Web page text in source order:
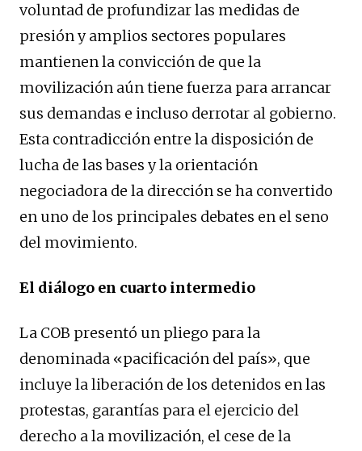
voluntad de profundizar las medidas de
presión y amplios sectores populares
mantienen la convicción de que la
movilización aún tiene fuerza para arrancar
sus demandas e incluso derrotar al gobierno.
Esta contradicción entre la disposición de
lucha de las bases y la orientación
negociadora de la dirección se ha convertido
en uno de los principales debates en el seno
del movimiento.
El diálogo en cuarto intermedio
La COB presentó un pliego para la
denominada «pacificación del país», que
incluye la liberación de los detenidos en las
protestas, garantías para el ejercicio del
derecho a la movilización, el cese de la